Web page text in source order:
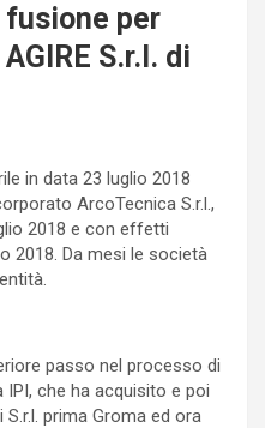
per
S.r.l. di
in data 23 luglio 2018
ArcoTecnica S.r.l.,
2018 e con effetti
2018. Da mesi le società
passo nel processo di
che ha acquisito e poi
prima Groma ed ora